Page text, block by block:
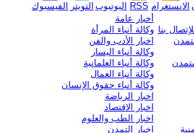
الفيسبوك التويتر اليوتيوب RSS الانستغرام
بنا
أخبار عامة
وكالة أنباء المرأة
اخبار الأدب والفن
وكالة أنباء اليسار
وكالة أنباء العلمانية
وكالة أنباء العمال
وكالة أنباء حقوق الإنسان
اخبار الرياضة
اخبار الاقتصاد
اخبار الطب والعلوم
اخبار التمدن